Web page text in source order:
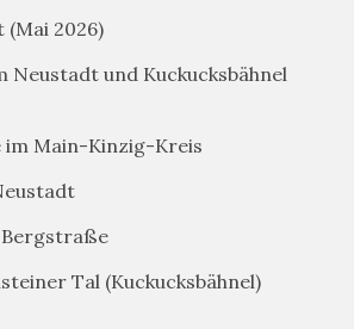
(Mai 2026)
Neustadt und Kuckucksbähnel
im Main-Kinzig-Kreis
Bergstraße
Tal (Kuckucksbähnel)